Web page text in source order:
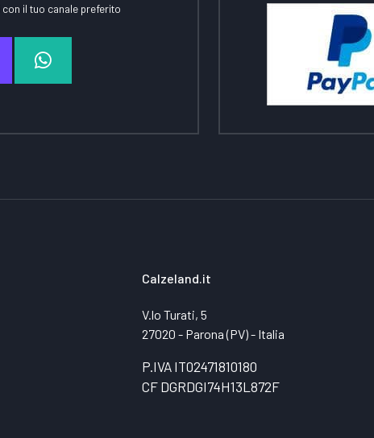
con il tuo canale preferito
Calzeland.it
V.lo Turati, 5
27020 - Parona (PV) - Italia
P.IVA IT02471810180
CF DGRDGI74H13L872F